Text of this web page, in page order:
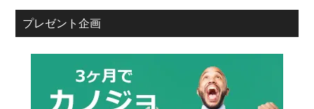
プレゼント企画